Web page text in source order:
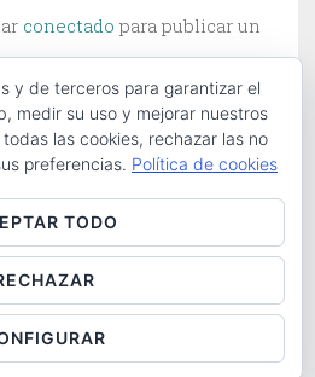
conectado para publicar un
|COOKIES POLICY
y de terceros para garantizar el
medir su uso y mejorar nuestros
las cookies, rechazar las no
preferencias. Política de cookies
TODO